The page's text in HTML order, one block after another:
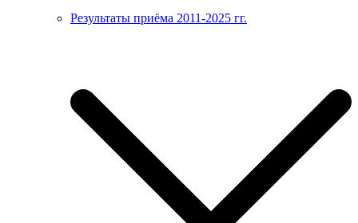
Результаты приёма 2011-2025 гг.